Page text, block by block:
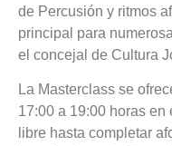
de Percusión y ritmos
principal para
el concejal de Cultura
La Masterclass se
17:00 a 19:00 horas
libre hasta completar